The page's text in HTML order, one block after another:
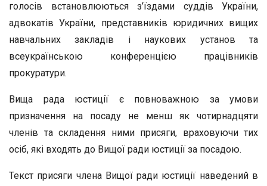
голосів встановлюються з’їздами суддів України,
адвокатів України, представників юридичних вищих
навчальних закладів і наукових установ та
всеукраїнською конференцією працівників
прокуратури.
Вища рада юстиції є повноважною за умови
призначення на посаду не менш як чотирнадцяти
членів та складення ними присяги, враховуючи тих
осіб, які входять до Вищої ради юстиції за посадою.
Текст присяги члена Вищої ради юстиції наведений в